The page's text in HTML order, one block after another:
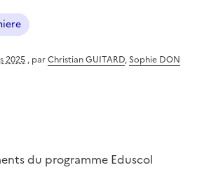
2025 , parChristian GUITARD, Sophie DON
du programme Eduscol